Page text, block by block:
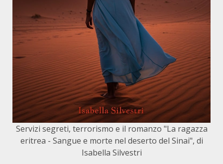
Servizi segreti, terrorismo e il romanzo "La ragazza
eritrea - Sangue e morte nel deserto del Sinai", di
Isabella Silvestri